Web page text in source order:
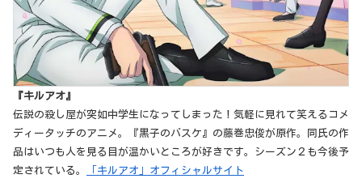
『キルアオ』
伝説の殺し屋が突如中学生になってしまった！気軽に見れて笑えるコメ
ディータッチのアニメ。『黒子のバスケ』の藤巻忠俊が原作。同氏の作
品はいつも人を見る目が温かいところが好きです。シーズン２も今後予
定されている。
「キルアオ」オフィシャルサイト